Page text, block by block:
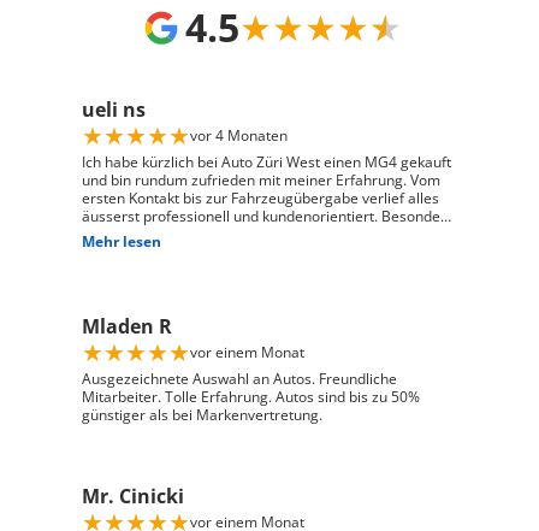
4.5★★★★★
ueli ns
★★★★★vor 4 Monaten
Ich habe kürzlich bei Auto Züri West einen MG4 gekauft
und bin rundum zufrieden mit meiner Erfahrung. Vom
ersten Kontakt bis zur Fahrzeugübergabe verlief alles
äusserst professionell und kundenorientiert. Besonders
hervorheben möchte ich die hervorragende Beratung
durch Herrn David Panic. Er hat sich viel Zeit
und engagierte Art hat den gesamten Kaufprozess sehr
angenehm gemacht. Die Abwicklung verlief reibungslos
und zuverlässig, und ich habe mein Fahrzeug genau so
erhalten, wie ich es mir vorgestellt habe. Ich kann Auto
Züri West uneingeschränkt weiterempfehlen und
bedanke mich herzlich für den ausgezeichneten Service
Mehr lesen
Mladen R
★★★★★vor einem Monat
Ausgezeichnete Auswahl an Autos. Freundliche
Mitarbeiter. Tolle Erfahrung. Autos sind bis zu 50%
günstiger als bei Markenvertretung.
Mr. Cinicki
★★★★★vor einem Monat